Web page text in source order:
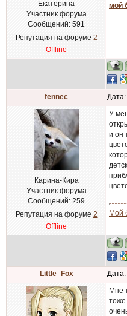
Екатерина
Участник форума
Сообщений: 591
Репутация на форуме 2
Offline
мой
fennec
Карина-Кира
Участник форума
Сообщений: 259
Репутация на форуме 2
Offline
У
и он
Мой
Little_Fox
Мне
тоже